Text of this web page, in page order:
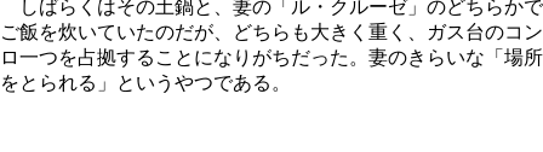
しばらくはその土鍋と、妻の「ル・クルーゼ」のどちらかで
ご飯を炊いていたのだが、どちらも大きく重く、ガス台のコン
ロ一つを占拠することになりがちだった。妻のきらいな「場所
をとられる」というやつである。